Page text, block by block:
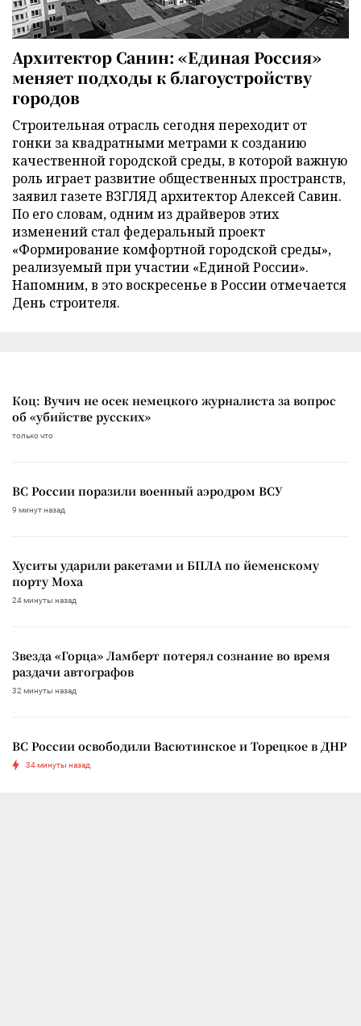
Архитектор Санин: «Единая Россия»
меняет подходы к благоустройству
городов
Строительная отрасль сегодня переходит от
гонки за квадратными метрами к созданию
качественной городской среды, в которой важную
роль играет развитие общественных пространств,
заявил газете ВЗГЛЯД архитектор Алексей Савин.
По его словам, одним из драйверов этих
изменений стал федеральный проект
«Формирование комфортной городской среды»,
реализуемый при участии «Единой России».
Напомним, в это воскресенье в России отмечается
День строителя.
Коц: Вучич не осек немецкого журналиста за вопрос
об «убийстве русских»
только что
ВС России поразили военный аэродром ВСУ
9 минут назад
Хуситы ударили ракетами и БПЛА по йеменскому
порту Моха
24 минуты назад
Звезда «Горца» Ламберт потерял сознание во время
раздачи автографов
32 минуты назад
ВС России освободили Васютинское и Торецкое в ДНР
34 минуты назад